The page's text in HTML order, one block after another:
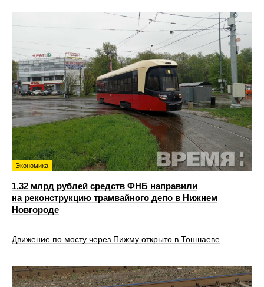
Экономика
1,32 млрд рублей средств ФНБ направили
на реконструкцию трамвайного депо в Нижнем
Новгороде
Движение по мосту через Пижму открыто в Тоншаеве